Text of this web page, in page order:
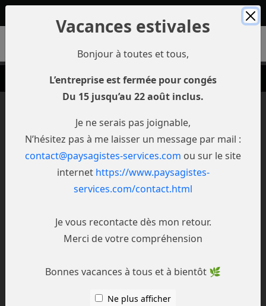
Paysagiste près de Douai – Aménagement extérieur près de
Vacances estivales
Bonjour à toutes et tous,
L’entreprise est fermée pour congés
Du 15 jusqu’au 22 août inclus.
Je ne serais pas joignable,
N’hésitez pas à me laisser un message par mail :
contact@paysagistes-services.com ou sur le site
internet https://www.paysagistes-
services.com/contact.html
Je vous recontacte dès mon retour.
Merci de votre compréhension
Bonnes vacances à tous et à bientôt 🌿
Ne plus afficher
06 49 63 79 98
Panneau de gestion des cookies